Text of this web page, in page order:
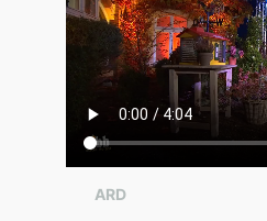
ARD